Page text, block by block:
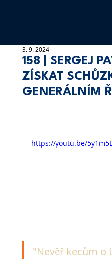
158 | SERGEJ
ZÍSKAT
GENERÁLNÍM
3. 9. 2024
https://youtu.be/
"Nevěř kecům o